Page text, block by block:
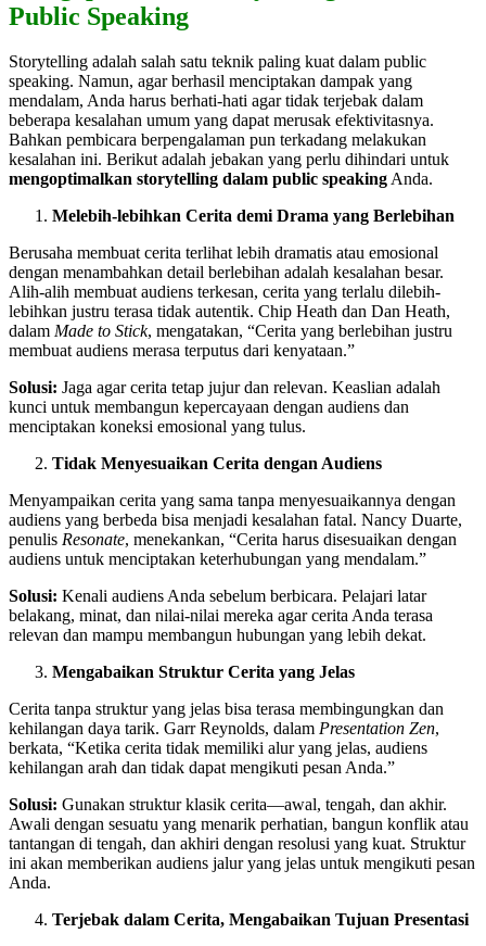
Public Speaking
Storytelling adalah salah satu teknik paling kuat dalam public
speaking. Namun, agar berhasil menciptakan dampak yang
mendalam, Anda harus berhati-hati agar tidak terjebak dalam
beberapa kesalahan umum yang dapat merusak efektivitasnya.
Bahkan pembicara berpengalaman pun terkadang melakukan
kesalahan ini. Berikut adalah jebakan yang perlu dihindari untuk
mengoptimalkan storytelling dalam public speakingAnda.
Melebih-lebihkan Cerita demi Drama yang Berlebihan
Berusaha membuat cerita terlihat lebih dramatis atau emosional
dengan menambahkan detail berlebihan adalah kesalahan besar.
Alih-alih membuat audiens terkesan, cerita yang terlalu dilebih-
lebihkan justru terasa tidak autentik. Chip Heath dan Dan Heath,
dalam Made to Stick, mengatakan, “Cerita yang berlebihan justru
membuat audiens merasa terputus dari kenyataan.”
Solusi: Jaga agar cerita tetap jujur dan relevan. Keaslian adalah
kunci untuk membangun kepercayaan dengan audiens dan
menciptakan koneksi emosional yang tulus.
Tidak Menyesuaikan Cerita dengan Audiens
Menyampaikan cerita yang sama tanpa menyesuaikannya dengan
audiens yang berbeda bisa menjadi kesalahan fatal. Nancy Duarte,
penulis Resonate, menekankan, “Cerita harus disesuaikan dengan
audiens untuk menciptakan keterhubungan yang mendalam.”
Solusi: Kenali audiens Anda sebelum berbicara. Pelajari latar
belakang, minat, dan nilai-nilai mereka agar cerita Anda terasa
relevan dan mampu membangun hubungan yang lebih dekat.
Mengabaikan Struktur Cerita yang Jelas
Cerita tanpa struktur yang jelas bisa terasa membingungkan dan
kehilangan daya tarik. Garr Reynolds, dalam Presentation Zen,
berkata, “Ketika cerita tidak memiliki alur yang jelas, audiens
kehilangan arah dan tidak dapat mengikuti pesan Anda.”
Solusi: Gunakan struktur klasik cerita—awal, tengah, dan akhir.
Awali dengan sesuatu yang menarik perhatian, bangun konflik atau
tantangan di tengah, dan akhiri dengan resolusi yang kuat. Struktur
ini akan memberikan audiens jalur yang jelas untuk mengikuti pesan
Anda.
Terjebak dalam Cerita, Mengabaikan Tujuan Presentasi